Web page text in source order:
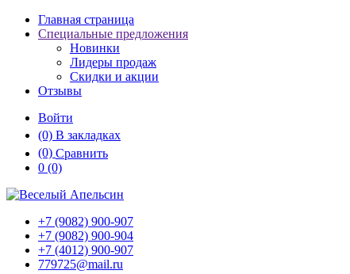
Главная страница
Специальные предложения
Новинки
Лидеры продаж
Скидки и акции
Отзывы
Войти
(0) В закладках
(0) Сравнить
0 (0)
+7 (9082) 900-907
+7 (9082) 900-904
+7 (4012) 900-907
779725@mail.ru